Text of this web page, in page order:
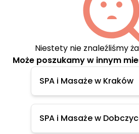
Niestety nie znaleźliśmy
Może poszukamy w innym
SPA i Masaże w Kraków
SPA i Masaże w